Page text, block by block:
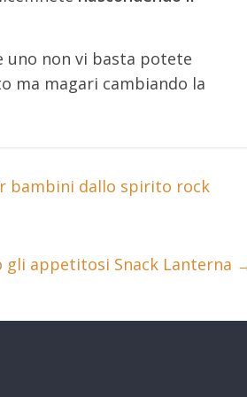
uno non vi basta potete
ma magari cambiando la
bambini dallo spirito rock
gli appetitosi Snack Lanterna